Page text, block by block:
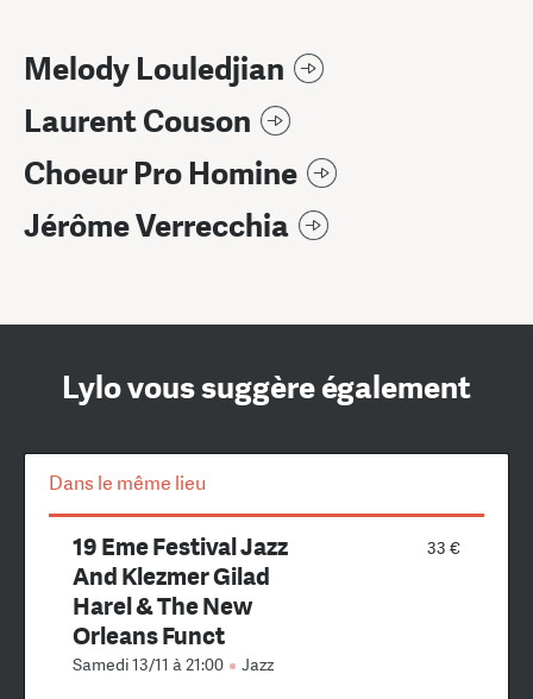
Melody Louledjian
Laurent Couson
Choeur Pro Homine
Jérôme Verrecchia
Lylo vous suggère également
Dans le même lieu
33 €
19 Eme Festival Jazz
And Klezmer Gilad
Harel & The New
Orleans Funct
Samedi 13/11 à 21:00 Jazz